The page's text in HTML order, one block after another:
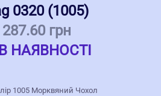
0320 (1005)
287.60 грн
НАЯВНОСТІ
1005 Морквяний Чохол